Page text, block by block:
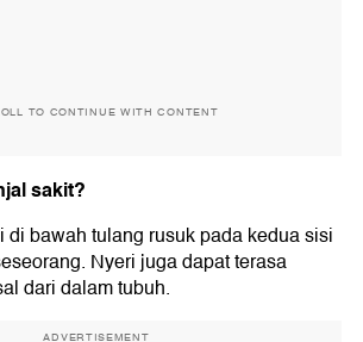
TO CONTINUE WITH CONTENT
sakit?
di bawah tulang rusuk pada kedua sisi
Nyeri juga dapat terasa
dari dalam tubuh.
ADVERTISEMENT